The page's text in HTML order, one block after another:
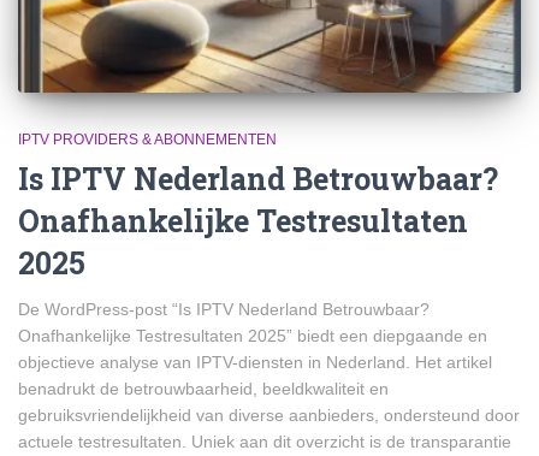
IPTV PROVIDERS & ABONNEMENTEN
Is IPTV Nederland Betrouwbaar?
Onafhankelijke Testresultaten
2025
De WordPress-post “Is IPTV Nederland Betrouwbaar?
Onafhankelijke Testresultaten 2025” biedt een diepgaande en
objectieve analyse van IPTV-diensten in Nederland. Het artikel
benadrukt de betrouwbaarheid, beeldkwaliteit en
gebruiksvriendelijkheid van diverse aanbieders, ondersteund door
actuele testresultaten. Uniek aan dit overzicht is de transparantie